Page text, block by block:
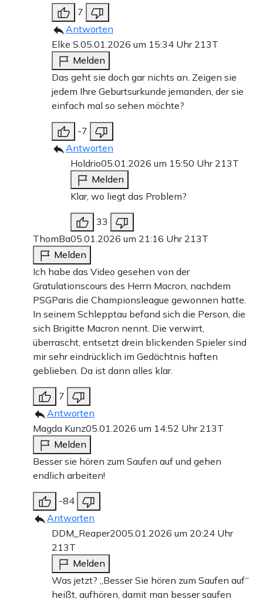
7
Antworten
Elke S.05.01.2026 um 15:34 Uhr 213T
Melden
Das geht sie doch gar nichts an. Zeigen sie
jedem Ihre Geburtsurkunde jemanden, der sie
einfach mal so sehen möchte?
-7
Antworten
Holdrio05.01.2026 um 15:50 Uhr 213T
Melden
Klar, wo liegt das Problem?
33
ThomBa05.01.2026 um 21:16 Uhr 213T
Melden
Ich habe das Video gesehen von der
Gratulationscours des Herrn Macron, nachdem
PSGParis die Championsleague gewonnen hatte.
In seinem Schlepptau befand sich die Person, die
sich Brigitte Macron nennt. Die verwirrt,
überrascht, entsetzt drein blickenden Spieler sind
mir sehr eindrücklich im Gedächtnis haften
geblieben. Da ist dann alles klar.
7
Antworten
Magda Kunz05.01.2026 um 14:52 Uhr 213T
Melden
Besser sie hören zum Saufen auf und gehen
endlich arbeiten!
-84
Antworten
DDM_Reaper2005.01.2026 um 20:24 Uhr
213T
Melden
Was jetzt? „Besser Sie hören zum Saufen auf“
heißt, aufhören, damit man besser saufen